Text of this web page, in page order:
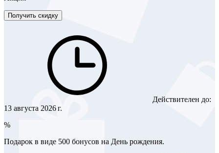
Получить скидку
Действителен до:
13 августа 2026 г.
%
Подарок в виде 500 бонусов на День рождения.